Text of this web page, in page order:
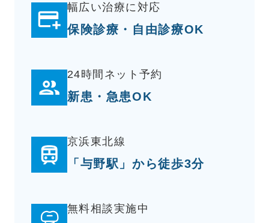
幅広い治療に対応
保険診療・自由診療OK
24時間ネット予約
新患・急患OK
京浜東北線
「与野駅」から徒歩3分
無料相談実施中